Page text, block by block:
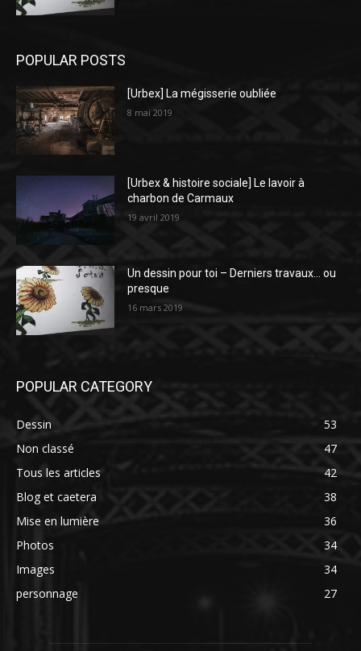
POPULAR POSTS
[Urbex] La mégisserie oubliée
8 mai 2019
[Urbex & histoire sociale] Le lavoir à
charbon de Carmaux
19 avril 2019
Un dessin pour toi – Derniers travaux… ou
presque
16 mars 2019
POPULAR CATEGORY
Dessin
53
Non classé
47
Tous les articles
42
Blog et caetera
38
Mise en lumière
36
Photos
34
Images
34
personnage
27